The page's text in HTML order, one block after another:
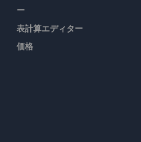
ー
表計算エディター
価格